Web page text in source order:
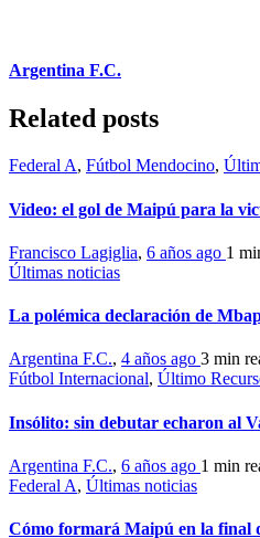
Argentina F.C.
Related posts
Federal A, Fútbol Mendocino,
Video: el gol de Maipú para la
Francisco Lagiglia, 6 años ago 1
Últimas noticias
La polémica declaración de
Argentina F.C., 4 años ago 3 min
Fútbol Internacional, Último
Insólito: sin debutar echaron al
Argentina F.C., 6 años ago 1 min
Federal A, Últimas noticias
Cómo formará Maipú en la final